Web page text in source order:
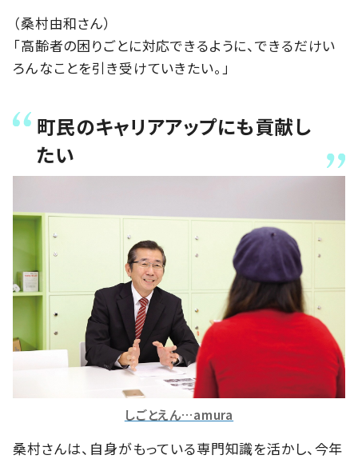
（桑村由和さん）
「高齢者の困りごとに対応できるように、できるだけい
ろんなことを引き受けていきたい。」
町民のキャリアアップにも貢献し
たい
しごとえん…amura
桑村さんは、自身がもっている専門知識を活かし、今年